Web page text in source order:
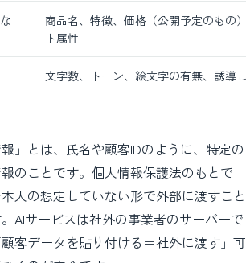
商品名、特徴、価格（公開予定のもの
ト属性
文字数、トーン、絵文字の有無、誘導
」とは、氏名や顧客IDのように、特定の
のことです。個人情報保護法のもとで
人の想定していない形で外部に渡すこと
AIサービスは社外の事業者のサーバーで
客データを貼り付ける＝社外に渡す」可